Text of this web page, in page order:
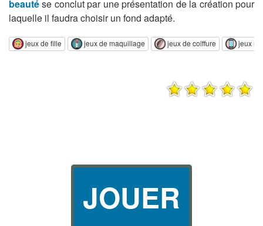
beautése conclut par une présentation de la création pour
laquelle il faudra choisir un fond adapté.
jeux de fille jeux de maquillage jeux de coiffure jeux
JOUER